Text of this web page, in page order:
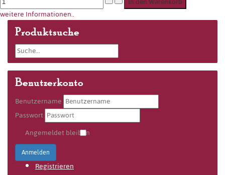
weitere Informationen..
Produktsuche
Benutzerkonto
Benutzername
Passwort
Angemeldet bleiben
Anmelden
Registrieren